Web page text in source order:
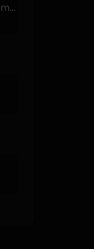
SLIDE LIKE THIS - feat. idom [Reggae Remix]